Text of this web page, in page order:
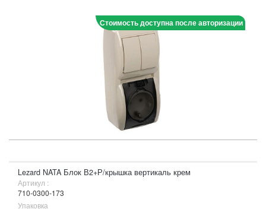
Стоимость доступна после авторизации
Lezard NATA Блок В2+Р/крышка вертикаль крем
Артикул :
710-0300-173
Упаковка